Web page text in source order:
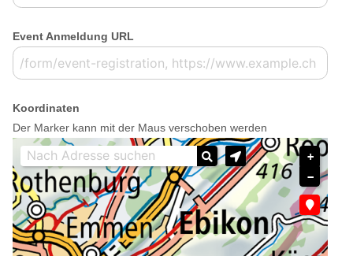
Event Anmeldung URL
Koordinaten
Der Marker kann mit der Maus verschoben werden
+
−